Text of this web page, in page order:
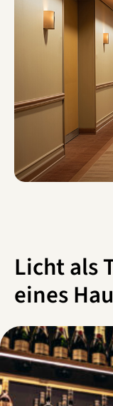
Licht als
eines